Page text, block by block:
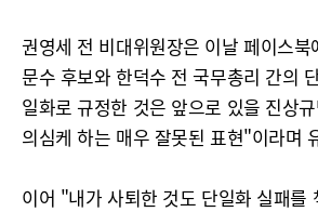
권영세 전 비대위원장은 이날 페이스
문수 후보와 한덕수 전 국무총리 간의
일화로 규정한 것은 앞으로 있을 진상
의심케 하는 매우 잘못된 표현"이라며
이어 "내가 사퇴한 것도 단일화 실패를